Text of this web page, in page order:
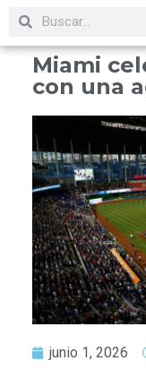
Miami
con una
junio 1, 2026